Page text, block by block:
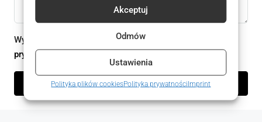
Akceptuj
Odmów
Ustawienia
Polityka plików cookiesPolityka prywatnościImprint
Wysyłając ten formularz zgadzam się z
prywatności
Wyślij zapytanie